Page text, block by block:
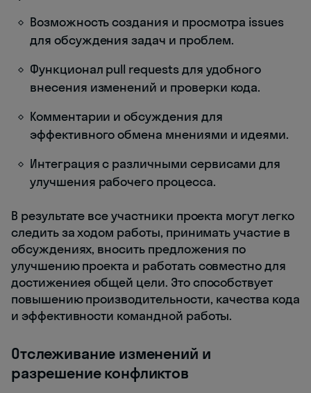
Возможность создания и просмотра issues
для обсуждения задач и проблем.
Функционал pull requests для удобного
внесения изменений и проверки кода.
Комментарии и обсуждения для
эффективного обмена мнениями и идеями.
Интеграция с различными сервисами для
улучшения рабочего процесса.
В результате все участники проекта могут легко
следить за ходом работы, принимать участие в
обсуждениях, вносить предложения по
улучшению проекта и работать совместно для
достижениея общей цели. Это способствует
повышению производительности, качества кода
и эффективности командной работы.
Отслеживание изменений и
разрешение конфликтов